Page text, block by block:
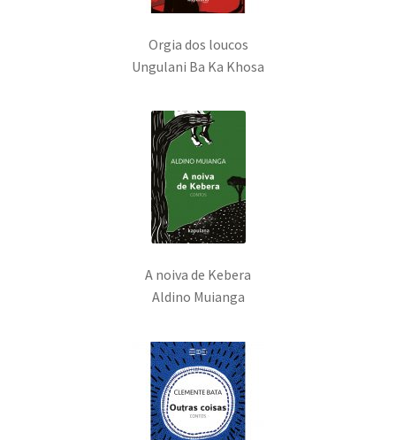
Orgia dos loucos
Ungulani Ba Ka Khosa
A noiva de Kebera
Aldino Muianga